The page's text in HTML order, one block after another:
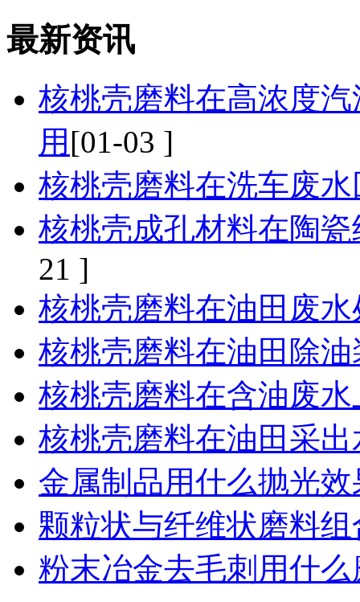
最新资讯
核桃壳磨料在高浓度
用 [01-03 ]
核桃壳磨料在洗车废
核桃壳成孔材料在陶
21 ]
核桃壳磨料在油田废
核桃壳磨料在油田除
核桃壳磨料在含油废
核桃壳磨料在油田采
金属制品用什么抛光
颗粒状与纤维状磨料
粉末冶金去毛刺用什